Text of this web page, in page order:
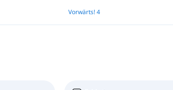
Vorwärts! 4